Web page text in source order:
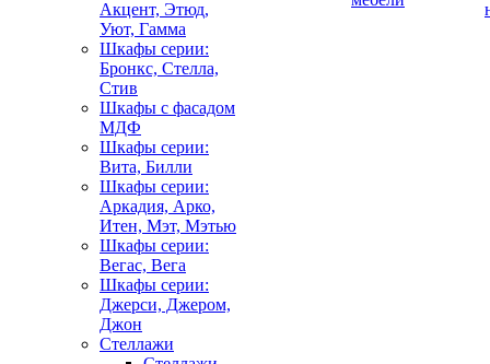
Акцент, Этюд,
Уют, Гамма
Шкафы серии:
Бронкс, Стелла,
Стив
Шкафы с фасадом
МДФ
Шкафы серии:
Вита, Билли
Шкафы серии:
Аркадия, Арко,
Итен, Мэт, Мэтью
Шкафы серии:
Вегас, Вега
Шкафы серии:
Джерси, Джером,
Джон
Стеллажи